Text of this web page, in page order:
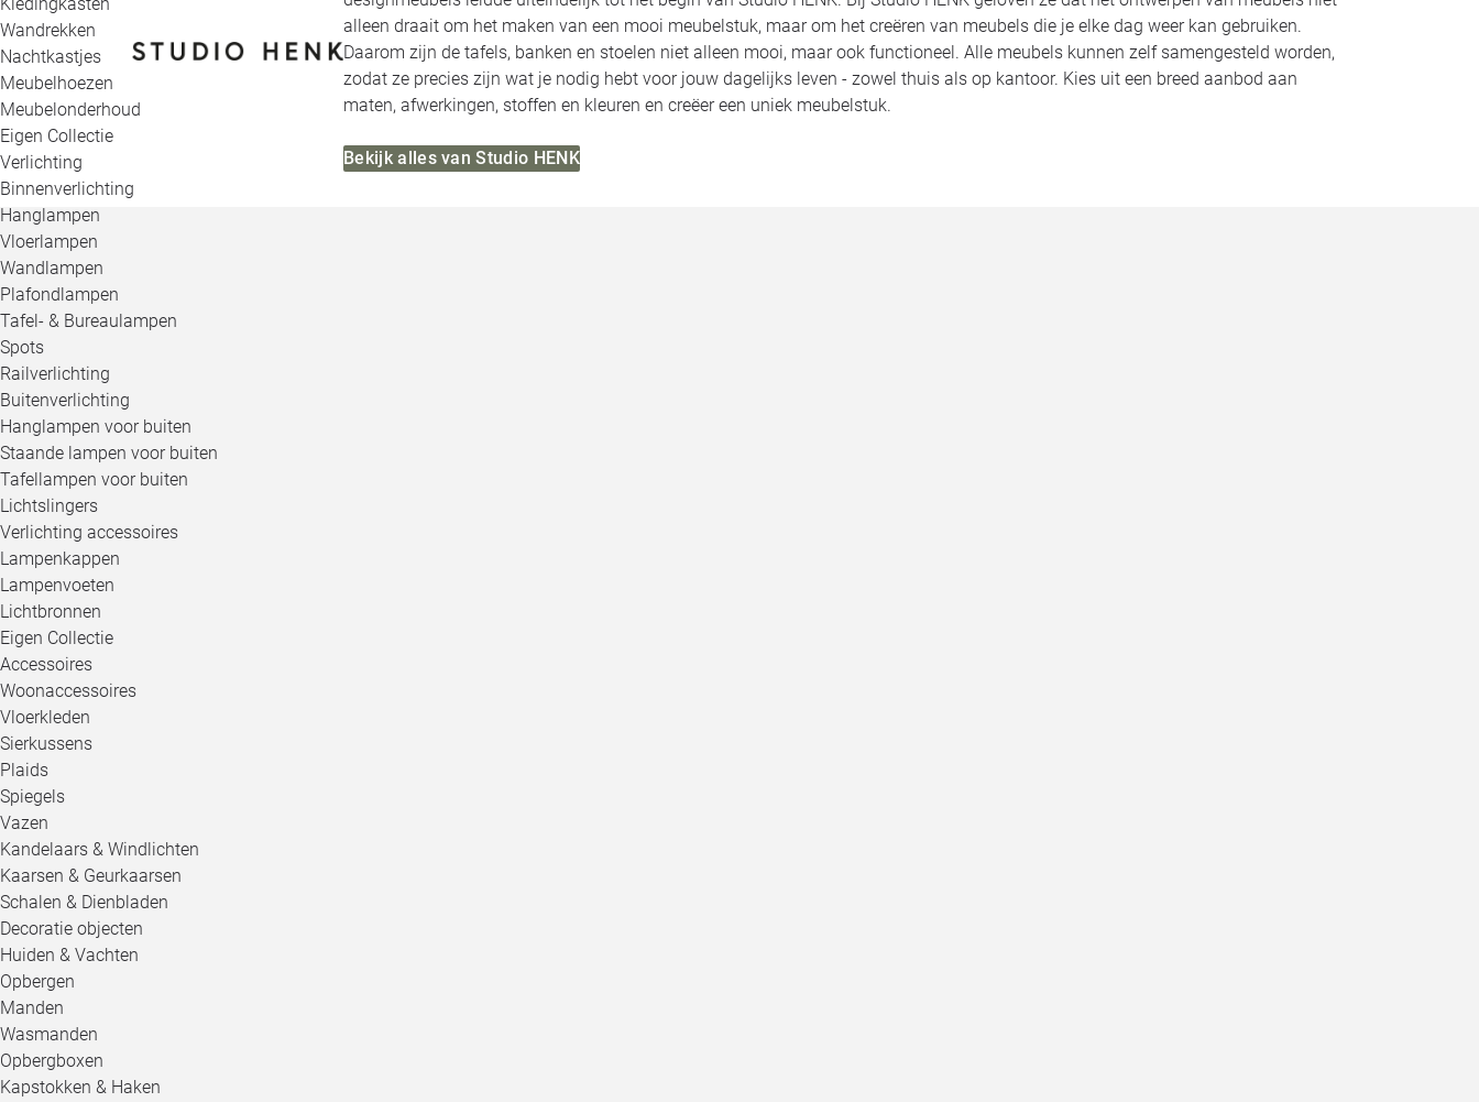
Wandrekken
Nachtkastjes
Meubelhoezen
Meubelonderhoud
Eigen Collectie
Verlichting
Binnenverlichting
Hanglampen
Vloerlampen
Wandlampen
Plafondlampen
Tafel- & Bureaulampen
Spots
Railverlichting
Buitenverlichting
Hanglampen voor buiten
Staande lampen voor buiten
Tafellampen voor buiten
Lichtslingers
Verlichting accessoires
Lampenkappen
Lampenvoeten
Lichtbronnen
Eigen Collectie
Accessoires
Woonaccessoires
Vloerkleden
Sierkussens
Plaids
Spiegels
Vazen
Kandelaars & Windlichten
Kaarsen & Geurkaarsen
Schalen & Dienbladen
Decoratie objecten
Huiden & Vachten
Opbergen
Manden
Wasmanden
Opbergboxen
Kapstokken & Haken
alleen draait om het maken van een mooi meubelstuk, maar om het creëren van meubels die je elke dag weer kan gebruiken.
Daarom zijn de tafels, banken en stoelen niet alleen mooi, maar ook functioneel. Alle meubels kunnen zelf samengesteld worden,
zodat ze precies zijn wat je nodig hebt voor jouw dagelijks leven - zowel thuis als op kantoor. Kies uit een breed aanbod aan
maten, afwerkingen, stoffen en kleuren en creëer een uniek meubelstuk.
Bekijk alles van Studio HENK